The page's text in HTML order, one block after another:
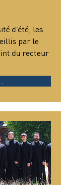
d'été, les
par le
du recteur